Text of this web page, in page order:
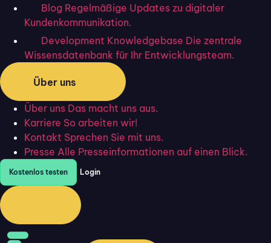
Blog Regelmäßige Updates zu digitaler
Kundenkommunikation.
Development Knowledgebase Die zentrale
Wissensdatenbank für Ihr Entwicklungsteam.
Über uns
Über uns Das macht uns aus.
Karriere So arbeiten wir!
Kontakt Sprechen Sie mit uns.
Presse Alle Presseinformationen auf einen Blick.
Kostenlos testen Login
Ticketsystem für kleine
Unternehmen?
EinTicketsystem, oft auch als Helpdesk-Software
bekannt, ist ein Werkzeug für Unternehmen, um
Kundenanfragen zielführend und systematisch zu
bearbeiten. Diese Systeme ermöglichen es, Anfragen in
Form von „Tickets“ zu erfassen, zu verwalten und zu
priorisieren, sodass kein Anliegen unbeantwortet bleibt
und die Kundenzufriedenheit gesteigert wird.